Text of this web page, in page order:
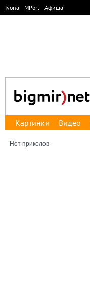
Ivona MPort Афиша
Картинки Видео
Нет приколов